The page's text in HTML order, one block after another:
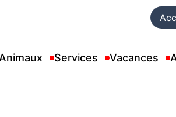
Animaux Services Vacances